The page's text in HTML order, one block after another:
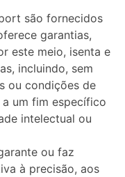
são fornecidos
garantias,
este meio, isenta e
incluindo, sem
ou condições de
um fim específico
intelectual ou
ou faz
à precisão, aos